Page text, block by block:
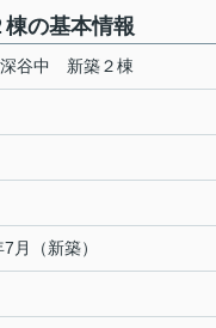
の基本情報
谷中 新築２棟
月（新築）